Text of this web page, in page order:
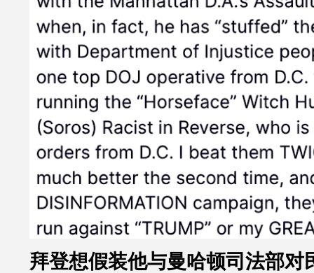
拜登想假装他与曼哈顿司法部对